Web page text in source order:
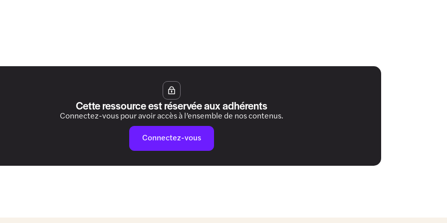
Cette ressource est réservée aux adhérents
Connectez-vous pour avoir accès à l’ensemble de nos contenus.
Connectez-vous